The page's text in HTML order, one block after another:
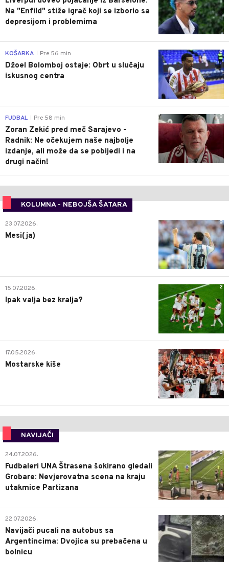
Na "Enfild" stiže igrač koji se izborio sa
depresijom i problemima
0
KOŠARKA Pre 56 min
Džoel Bolomboj ostaje: Obrt u slučaju
iskusnog centra
0
FUDBAL Pre 58 min
Zoran Zekić pred meč Sarajevo -
Radnik: Ne očekujem naše najbolje
izdanje, ali može da se pobijedi i na
drugi način!
KOLUMNA - NEBOJŠA ŠATARA
0
23.07.2026.
Mesi(ja)
2
15.07.2026.
Ipak valja bez kralja?
0
17.05.2026.
Mostarske kiše
NAVIJAČI
0
24.07.2026.
Fudbaleri UNA Štrasena šokirano gledali
Grobare: Nevjerovatna scena na kraju
utakmice Partizana
0
22.07.2026.
Navijači pucali na autobus sa
Argentincima: Dvojica su prebačena u
bolnicu